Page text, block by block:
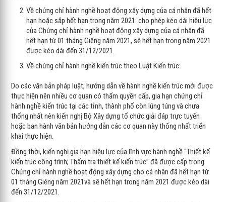
Về chứng chỉ hành nghề hoạt động xây dựng của cá nhân đã hết
hạn hoặc sắp hết hạn trong năm 2021: cho phép kéo dài hiệu lực
của Chứng chỉ hành nghề hoạt động xây dựng của cá nhân đã
hết hạn từ 01 tháng Giêng năm 2021, sẽ hết hạn trong năm 2021
được kéo dài đến 31/12/2021.
Về chứng chỉ hành nghề kiến trúc theo Luật Kiến trúc:
Do các văn bản pháp luật, hướng dẫn về hành nghề kiến trúc mới được
thực hiện nên nhiều cơ quan có thẩm quyền cấp, gia hạn chứng chỉ
hành nghề kiến trúc tại các tỉnh, thành phố còn lúng túng và chưa
thống nhất nên kiến nghị Bộ Xây dựng tổ chức giải đáp trực tuyến
hoặc ban hành văn bản hướng dẫn các cơ quan này thống nhất triển
khai thực hiện.
Đồng thời, kiến nghị gia hạn hiệu lực của lĩnh vực hành nghề “Thiết kế
kiến trúc công trình; Thẩm tra thiết kế kiến trúc” đã được cấp trong
Chứng chỉ hành nghề hoạt động xây dựng cho cá nhân đã hết hạn từ
01 tháng Giêng năm 2021và sẽ hết hạn trong năm 2021 được kéo dài
đến 31/12/2021.